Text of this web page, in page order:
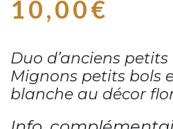
10,00€
Duo d’anciens petits
Mignons petits bols
blanche au décor